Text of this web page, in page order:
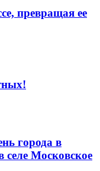
превращая ее
города в
Московское